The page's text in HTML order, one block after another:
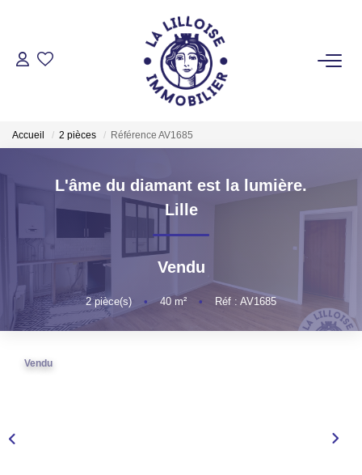
ACHETER
Nos Biens Au Touquet Paris-Plage
LOUER
VENDRE
GESTION LOCATIVE
Accueil 2 pièces Référence AV1685
L'âme du diamant est la lumière.
Lille
Vendu
2pièce(s) • 40 m² • Réf : AV1685
Vendu